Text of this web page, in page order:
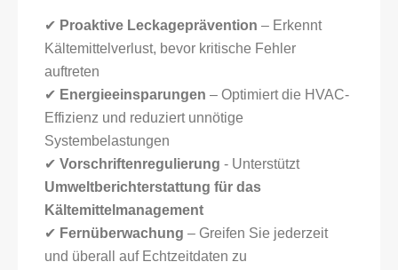
✔ Proaktive Leckageprävention – Erkennt
Kältemittelverlust, bevor kritische Fehler
auftreten
✔ Energieeinsparungen – Optimiert die HVAC-
Effizienz und reduziert unnötige
Systembelastungen
✔ Vorschriftenregulierung - Unterstützt
Umweltberichterstattung für das
Kältemittelmanagement
✔ Fernüberwachung – Greifen Sie jederzeit
und überall auf Echtzeitdaten zu